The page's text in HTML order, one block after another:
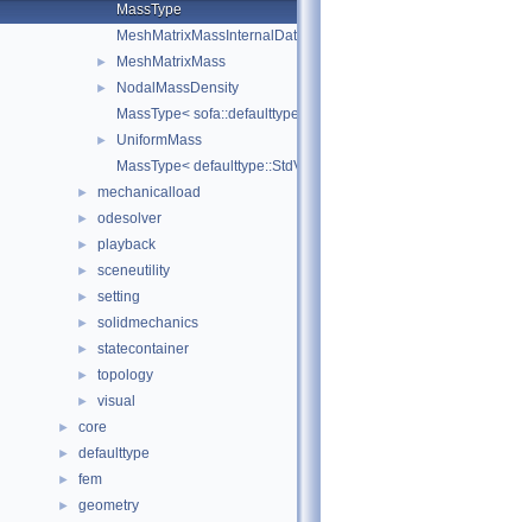
MassType
MeshMatrixMassInternalData
► MeshMatrixMass
►
NodalMassDensity
MassType< sofa::defaulttype::StdRigidTypes< N, real > >
►
UniformMass
MassType< defaulttype::StdVectorTypes< TCoord, TDeriv, TReal
► mechanicalload
► odesolver
► playback
► sceneutility
► setting
► solidmechanics
► statecontainer
► topology
► visual
► core
► defaulttype
► fem
► geometry